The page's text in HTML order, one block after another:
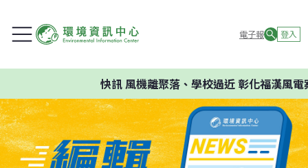
電子報 登入
快訊風機離聚落、學校過近 彰化福漢風電